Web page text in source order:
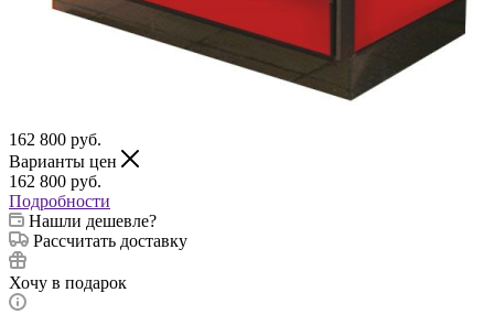
162 800 руб.
Варианты цен
162 800 руб.
Подробности
Нашли дешевле?
Рассчитать доставку
Хочу в подарок